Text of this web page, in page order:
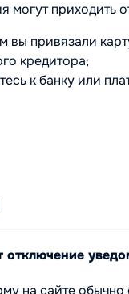
могут приходить
вы привязали
кредитора;
к банку или
на сайте обычно